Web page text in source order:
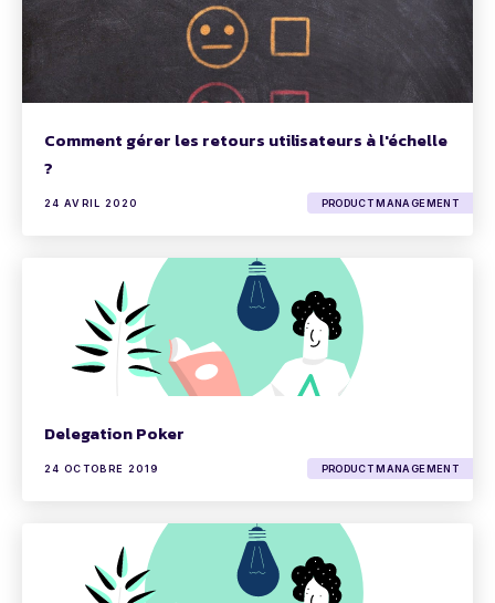
Comment gérer les retours utilisateurs à l'échelle
?
24 AVRIL 2020 PRODUCT MANAGEMENT
Delegation Poker
24 OCTOBRE 2019 PRODUCT MANAGEMENT